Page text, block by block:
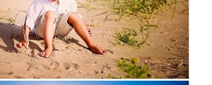
UURPRIJS
VAN
EEN
PROFESSIONELE
FOTOGRAAF